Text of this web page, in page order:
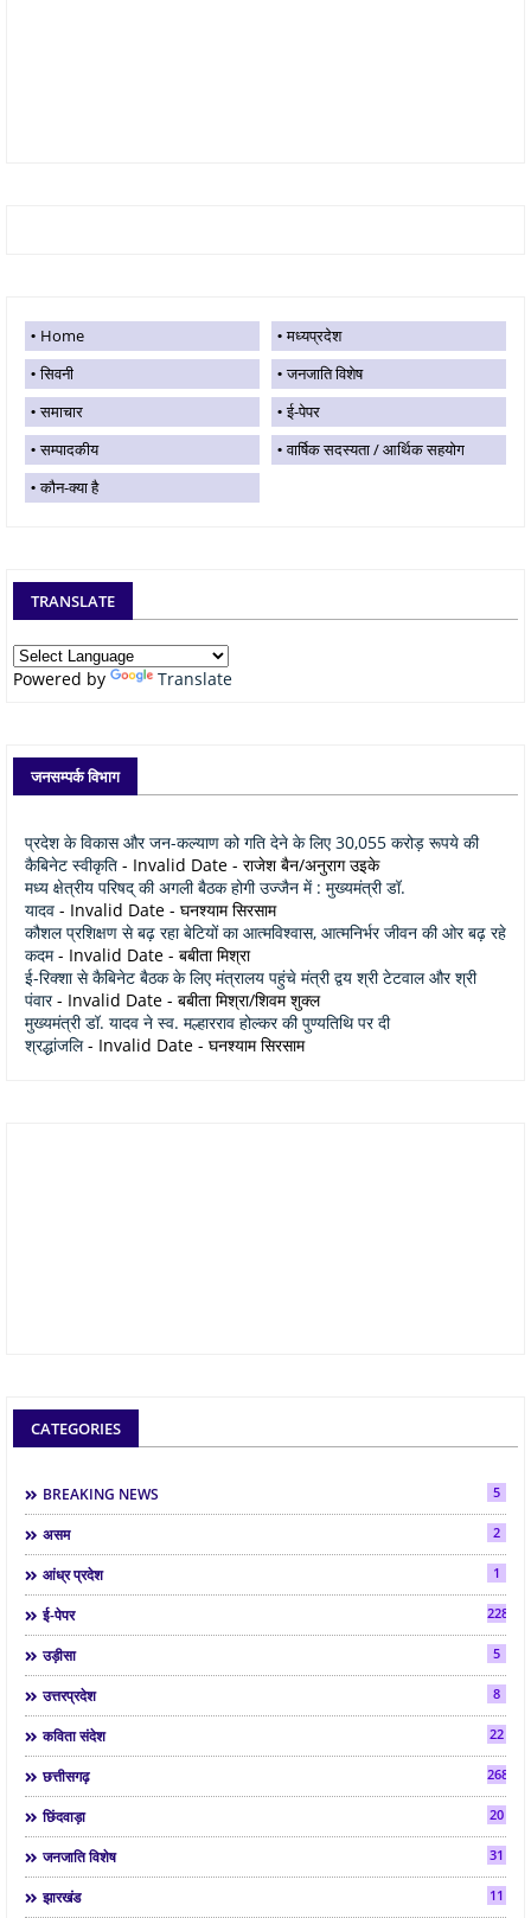
Home
मध्यप्रदेश
सिवनी
जनजाति विशेष
समाचार
ई-पेपर
सम्पादकीय
वार्षिक सदस्यता / आर्थिक सहयोग
कौन-क्या है
TRANSLATE
Powered by Translate
जनसम्पर्क विभाग
प्रदेश के विकास और जन-कल्याण को गति देने के लिए 30,055 करोड़ रूपये की
कैबिनेट स्वीकृति - Invalid Date - राजेश बैन/अनुराग उइके
मध्य क्षेत्रीय परिषद् की अगली बैठक होगी उज्जैन में : मुख्यमंत्री डॉ.
यादव - Invalid Date - घनश्याम सिरसाम
कौशल प्रशिक्षण से बढ़ रहा बेटियों का आत्मविश्वास, आत्मनिर्भर जीवन की ओर बढ़ रहे
कदम- Invalid Date - बबीता मिश्रा
ई-रिक्शा से कैबिनेट बैठक के लिए मंत्रालय पहुंचे मंत्री द्वय श्री टेटवाल और श्री
पंवार- Invalid Date - बबीता मिश्रा/शिवम शुक्ल
मुख्यमंत्री डॉ. यादव ने स्व. मल्हारराव होल्कर की पुण्यतिथि पर दी
श्रद्धांजलि- Invalid Date - घनश्याम सिरसाम
CATEGORIES
BREAKING NEWS 5
असम 2
आंध्र प्रदेश 1
ई-पेपर 2286
उड़ीसा 5
उत्तरप्रदेश 8
कविता संदेश 22
छत्तीसगढ़ 268
छिंदवाड़ा 20
जनजाति विशेष 31
झारखंड 11